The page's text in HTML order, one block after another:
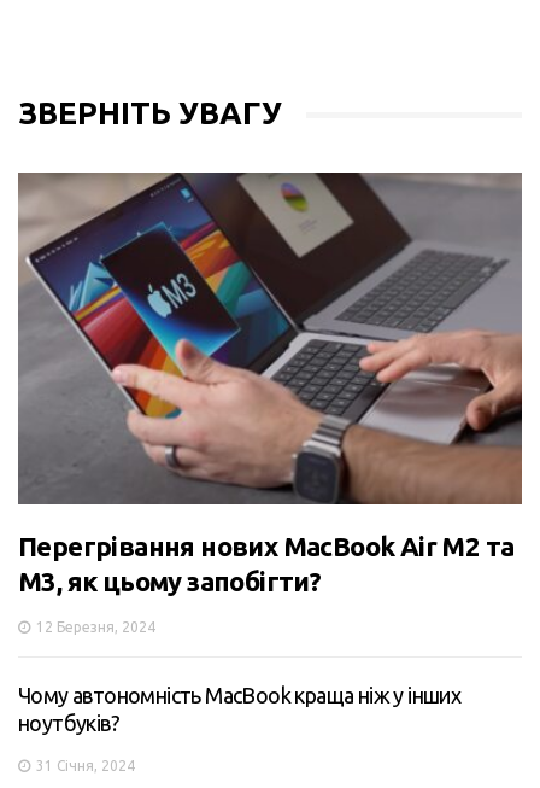
ЗВЕРНІТЬ УВАГУ
Перегрівання нових MacBook Air M2 та
M3, як цьому запобігти?
12 Березня, 2024
Чому автономність MacBook краща ніж у інших
ноутбуків?
31 Січня, 2024